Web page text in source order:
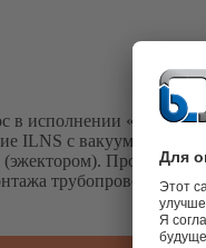
в исполнении «в
ILNS с вакуумным
Процессная
трубопроводов и